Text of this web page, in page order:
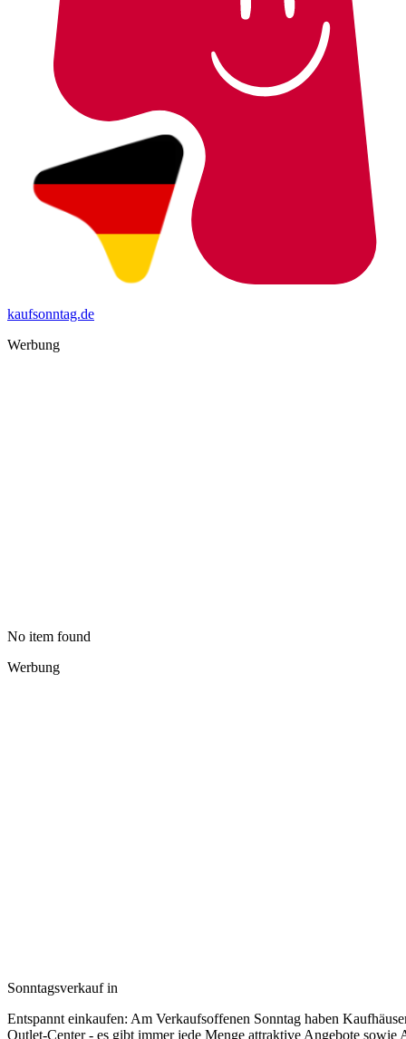
kaufsonntag.de
Werbung
No item found
Werbung
Sonntagsverkauf in
Entspannt einkaufen: Am Verkaufsoffenen Sonntag haben
Outlet-Center - es gibt immer jede Menge attraktive Angebote